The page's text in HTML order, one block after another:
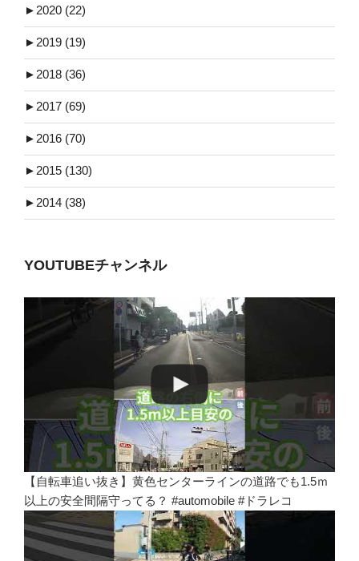
► 2020 (22)
► 2019 (19)
► 2018 (36)
► 2017 (69)
► 2016 (70)
► 2015 (130)
► 2014 (38)
YOUTUBEチャンネル
【自転車追い抜き】黄色センターラインの道路でも1.5ｍ
以上の安全間隔守ってる？ #automobile #ドラレコ